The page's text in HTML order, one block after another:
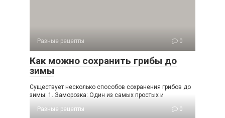
Разные рецепты 0
Как можно сохранить грибы до
зимы
Существует несколько способов сохранения грибов до
зимы: 1. Заморозка: Один из самых простых и
Разные рецепты
0